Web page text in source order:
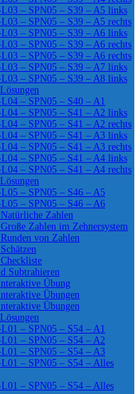
– SPN05 – S39 – A5 links
– SPN05 – S39 – A5 rechts
– SPN05 – S39 – A6 links
– SPN05 – S39 – A6 rechts
– SPN05 – S39 – A6 rechts
– SPN05 – S39 – A7 links
– SPN05 – S39 – A8 links
– SPN05 – S40 – A1
– SPN05 – S41 – A2 links
– SPN05 – S41 – A2 rechts
– SPN05 – S41 – A3 links
– SPN05 – S41 – A3 rechts
– SPN05 – S41 – A4 links
– SPN05 – S41 – A4 rechts
– SPN05 – S46 – A5
– SPN05 – S46 – A6
Zahlen
Zahlen im Zehnersystem
von Zahlen
Subtrahieren
Übung
Übungen
Übungen
– SPN05 – S54 – A1
– SPN05 – S54 – A2
– SPN05 – S54 – A3
– SPN05 – S54 – Alles
– SPN05 – S54 – Alles